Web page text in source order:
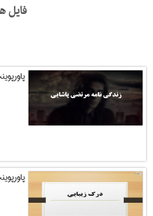
فایل